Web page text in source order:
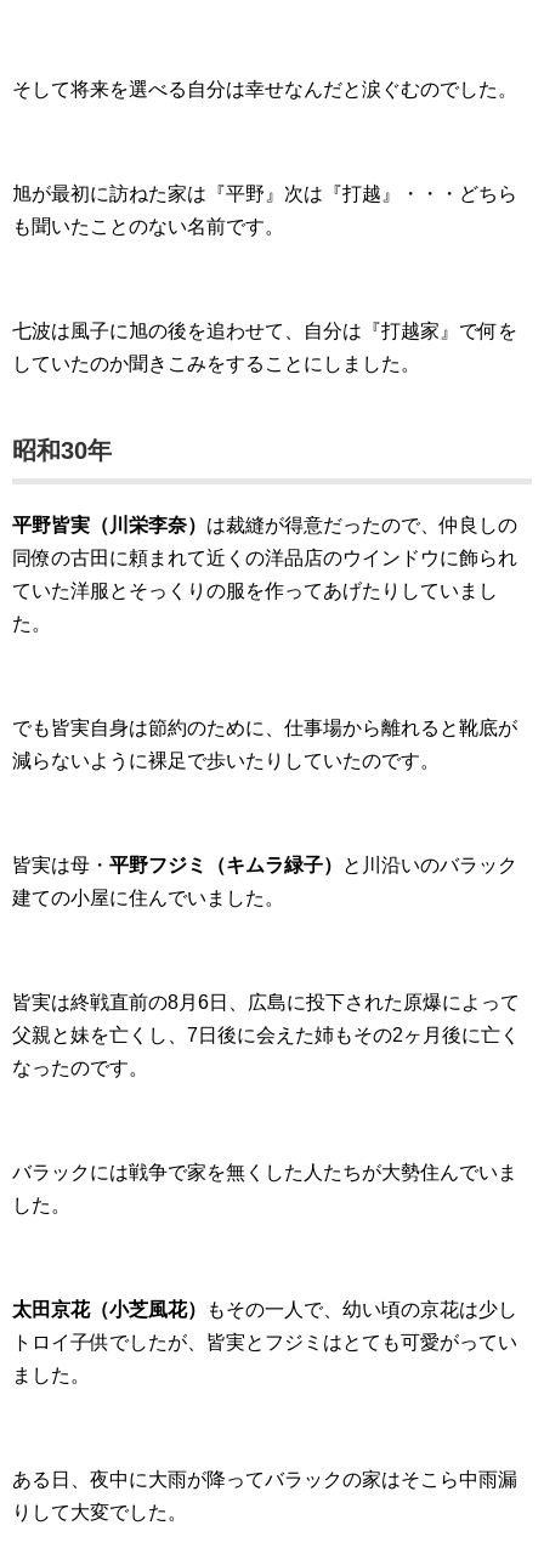
そして将来を選べる自分は幸せなんだと涙ぐむのでした。
旭が最初に訪ねた家は『平野』次は『打越』・・・どちら
も聞いたことのない名前です。
七波は風子に旭の後を追わせて、自分は『打越家』で何を
していたのか聞きこみをすることにしました。
昭和30年
平野皆実（川栄李奈） は裁縫が得意だったので、仲良しの
同僚の古田に頼まれて近くの洋品店のウインドウに飾られ
ていた洋服とそっくりの服を作ってあげたりしていまし
た。
でも皆実自身は節約のために、仕事場から離れると靴底が
減らないように裸足で歩いたりしていたのです。
皆実は母・ 平野フジミ（キムラ緑子）
と川沿いのバラック
建ての小屋に住んでいました。
皆実は終戦直前の8月6日、広島に投下された原爆によって
父親と妹を亡くし、7日後に会えた姉もその2ヶ月後に亡く
なったのです。
バラックには戦争で家を無くした人たちが大勢住んでいま
した。
太田京花（小芝風花）
もその一人で、幼い頃の京花は少し
トロイ子供でしたが、皆実とフジミはとても可愛がってい
ました。
ある日、夜中に大雨が降ってバラックの家はそこら中雨漏
りして大変でした。